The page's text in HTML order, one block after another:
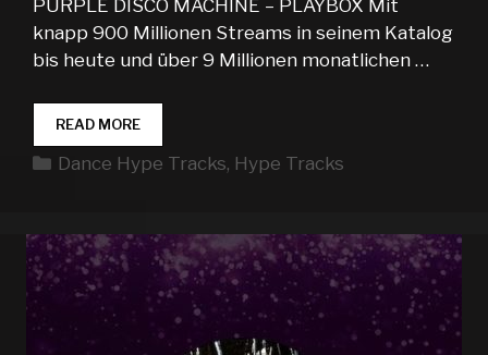
PURPLE DISCO MACHINE – PLAYBOX Mit
knapp 900 Millionen Streams in seinem Katalog
bis heute und über 9 Millionen monatlichen …
READ MOREDANCE
HYPE
TRACKS
Kategorien
Dance Hype Tracks, Hype Tracks